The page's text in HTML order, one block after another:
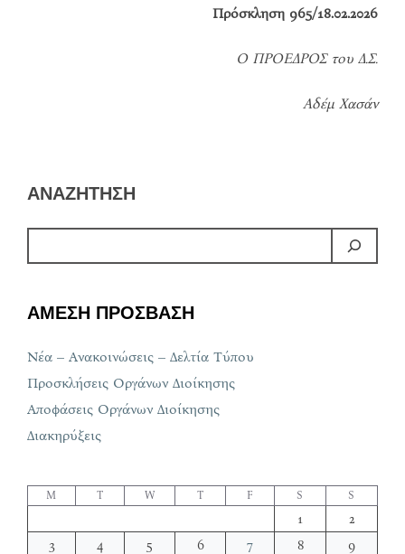
Πρόσκληση 965/18.02.2026
Ο ΠΡΟΕΔΡΟΣ του Δ.Σ.
Αδέμ Χασάν
ΑΝΑΖΗΤΗΣΗ
ΑΜΕΣΗ ΠΡΟΣΒΑΣΗ
Νέα – Ανακοινώσεις – Δελτία Τύπου
Προσκλήσεις Οργάνων Διοίκησης
Αποφάσεις Οργάνων Διοίκησης
Διακηρύξεις
M T W T F S S
1
2
3
4 5 6 7 8
9